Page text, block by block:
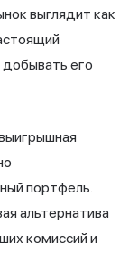
выглядит как
его
портфель.
альтернатива
комиссий и